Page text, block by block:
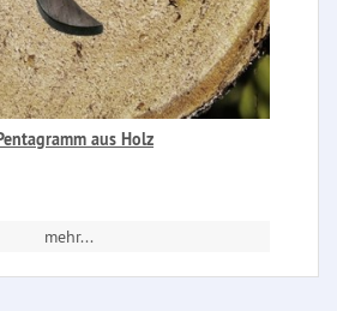
aus Holz
mehr...